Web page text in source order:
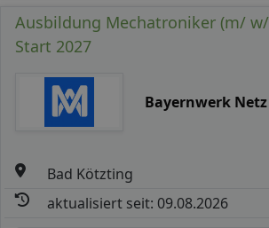
Ausbildung Mechatroniker (m/ w/
Start 2027
Bayernwerk Netz
Bad Kötzting
aktualisiert seit: 09.08.2026